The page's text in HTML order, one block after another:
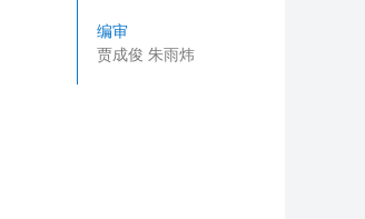
编审
贾成俊 朱雨炜